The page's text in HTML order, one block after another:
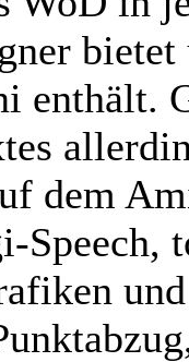
bietet
enthält.
dem
Speech,